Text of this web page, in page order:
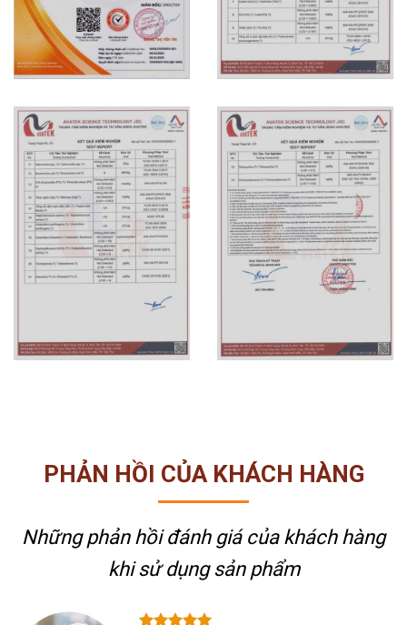
PHẢN HỒI CỦA KHÁCH HÀNG
Những phản hồi đánh giá của khách hàng
khi sử dụng sản phẩm